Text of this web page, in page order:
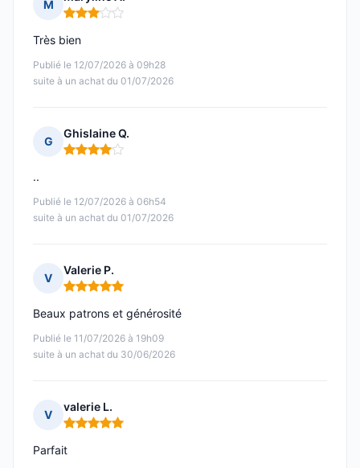
M
Note : 3 sur 5
Publié le 12/07/2026 à 09h28
suite à un achat du 01/07/2026
Très bien
G
Ghislaine Q.
Note : 4 sur 5
Publié le 12/07/2026 à 06h54
suite à un achat du 01/07/2026
..
V
Valerie P.
Note : 5 sur 5
Publié le 11/07/2026 à 19h09
suite à un achat du 30/06/2026
Beaux patrons et générosité
V
valerie L.
Note : 5 sur 5
Parfait